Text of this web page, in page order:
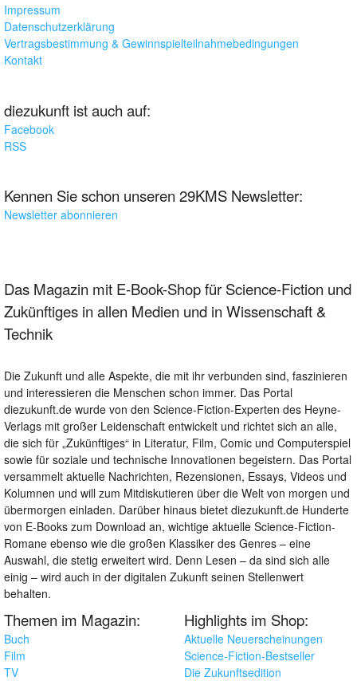
Impressum
Datenschutzerklärung
Vertragsbestimmung & Gewinnspielteilnahmebedingungen
Kontakt
diezukunft ist auch auf:
Facebook
RSS
Kennen Sie schon unseren 29KMS Newsletter:
Newsletter abonnieren
Das Magazin mit E-Book-Shop für Science-Fiction und
Zukünftiges in allen Medien und in Wissenschaft &
Technik
Die Zukunft und alle Aspekte, die mit ihr verbunden sind, faszinieren
und interessieren die Menschen schon immer. Das Portal
diezukunft.de wurde von den Science-Fiction-Experten des Heyne-
Verlags mit großer Leidenschaft entwickelt und richtet sich an alle,
die sich für „Zukünftiges“ in Literatur, Film, Comic und Computerspiel
sowie für soziale und technische Innovationen begeistern. Das Portal
versammelt aktuelle Nachrichten, Rezensionen, Essays, Videos und
Kolumnen und will zum Mitdiskutieren über die Welt von morgen und
übermorgen einladen. Darüber hinaus bietet diezukunft.de Hunderte
von E-Books zum Download an, wichtige aktuelle Science-Fiction-
Romane ebenso wie die großen Klassiker des Genres – eine
Auswahl, die stetig erweitert wird. Denn Lesen – da sind sich alle
einig – wird auch in der digitalen Zukunft seinen Stellenwert
behalten.
Themen im Magazin:
Buch
Film
TV
Highlights im Shop:
Aktuelle Neuerscheinungen
Science-Fiction-Bestseller
Die Zukunftsedition